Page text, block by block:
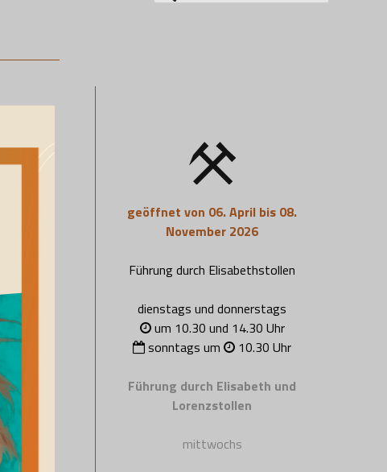
nach:
geöffnet von 06. April bis 08.
November 2026
Führung durch Elisabethstollen
dienstags und donnerstags
um 10.30 und 14.30 Uhr
sonntags um
10.30 Uhr
Führung durch Elisabeth und
Lorenzstollen
mittwochs